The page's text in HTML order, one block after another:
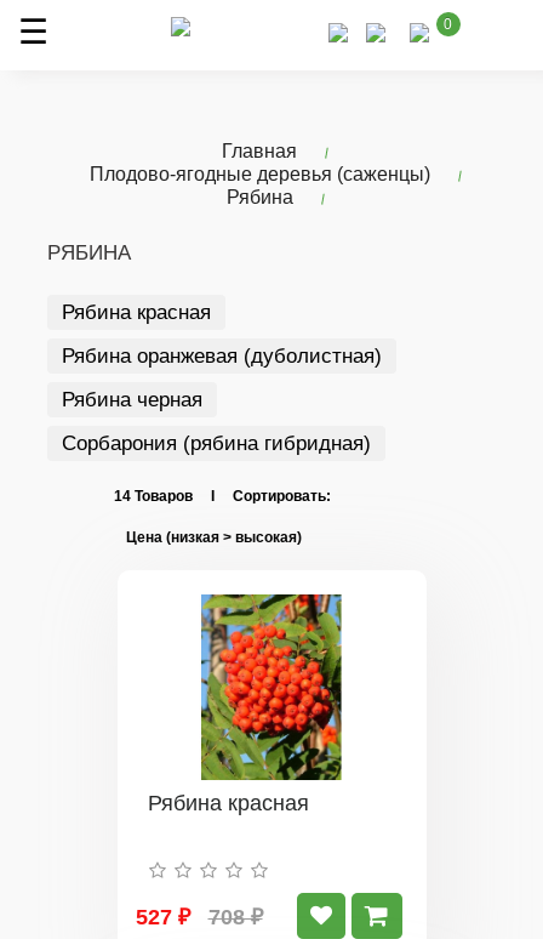
0
Главная
Плодово-ягодные деревья (саженцы)
Рябина
РЯБИНА
Рябина красная
Рябина оранжевая (дуболистная)
Рябина черная
Сорбарония (рябина гибридная)
14 Товаров I Сортировать:
Рябина красная
527 ₽ 708 ₽